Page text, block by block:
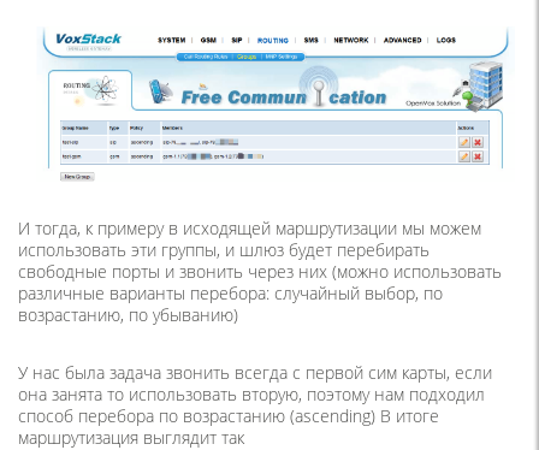
И тогда, к примеру в исходящей маршрутизации мы можем
использовать эти группы, и шлюз будет перебирать
свободные порты и звонить через них (можно использовать
различные варианты перебора: случайный выбор, по
возрастанию, по убыванию)
У нас была задача звонить всегда с первой сим карты, если
она занята то использовать вторую, поэтому нам подходил
способ перебора по возрастанию (ascending) В итоге
маршрутизация выглядит так